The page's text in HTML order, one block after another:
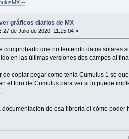
--
gráficos diarios de MX
27 de Julio de 2020, 11:15:04 »
comprobado que no teniendo datos solares
en las últimas versiones dos campos al
de copiar pegar como tenía Cumulus 1 sé
el foro de Cumulus para ver si lo puede
documentación de esa librería el cómo poder